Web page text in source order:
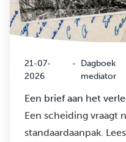
21-07-
2026
- Dagboek
mediator
Een brief aan het
Een scheiding vraagt
standaardaanpak.